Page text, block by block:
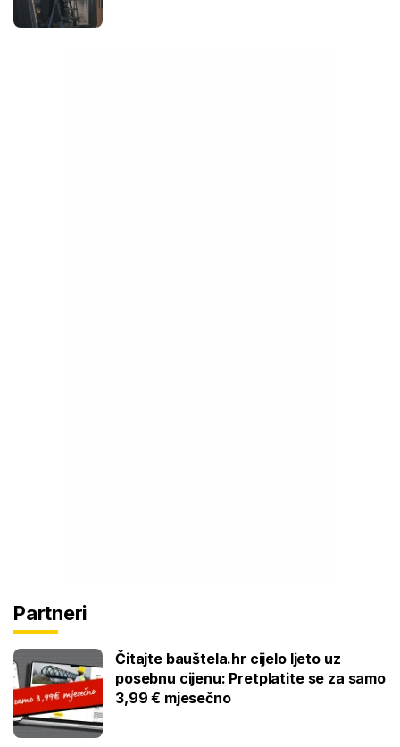
Partneri
Čitajte bauštela.hr cijelo ljeto uz
posebnu cijenu: Pretplatite se za samo
3,99 € mjesečno